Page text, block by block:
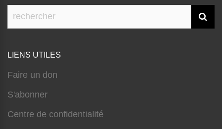
LIENS UTILES
Faire un don
S'abonner
Centre de confidentialité